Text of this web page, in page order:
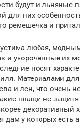
будут и льняные
для них
ремешечка и
любая,
и укороченные их
носят
Материалами
и лен, что очень
плащи не
декоративный
дам у которых есть